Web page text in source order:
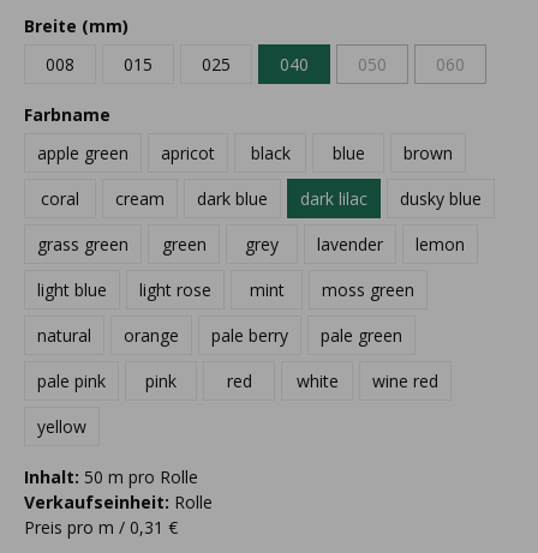
Breite (mm)
008
015 025 040 050 060
Farbname
apple green
apricot black blue
brown
coral
cream dark blue dark lilac
dusky blue
grass green
green grey lavender
lemon
light blue
light rose mint
moss green
natural
orange pale berry
pale green
pale pink
pink red white
wine red
yellow
Inhalt: 50 m pro Rolle
Verkaufseinheit: Rolle
Preis pro m / 0,31 €